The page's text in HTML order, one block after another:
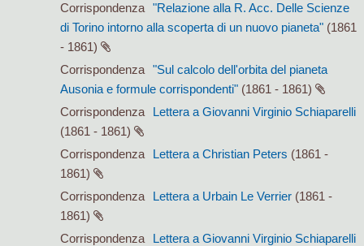
Corrispondenza
"Relazione alla R. Acc. Delle Scienze
di Torino intorno alla scoperta di un nuovo pianeta" (1861
- 1861)
Corrispondenza
"Sul calcolo dell'orbita del pianeta
Ausonia e formule corrispondenti" (1861 - 1861)
Corrispondenza
Lettera a Giovanni Virginio Schiaparelli
(1861 - 1861)
Corrispondenza
Lettera a Christian Peters (1861 -
1861)
Corrispondenza
Lettera a Urbain Le Verrier (1861 -
1861)
Corrispondenza
Lettera a Giovanni Virginio Schiaparelli